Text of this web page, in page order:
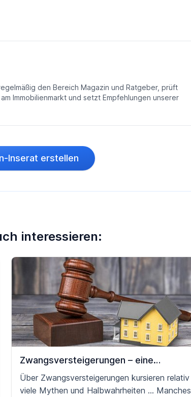
den Bereich Magazin und Ratgeber, prüft
Immobilienmarkt und setzt Empfehlungen unserer
Inserat erstellen
interessieren:
Zwangsversteigerungen – eine
Alternative zum „klassischen“
Immobilienkauf?
Über Zwangsversteigerungen kursieren relativ
viele Mythen und Halbwahrheiten … Manches